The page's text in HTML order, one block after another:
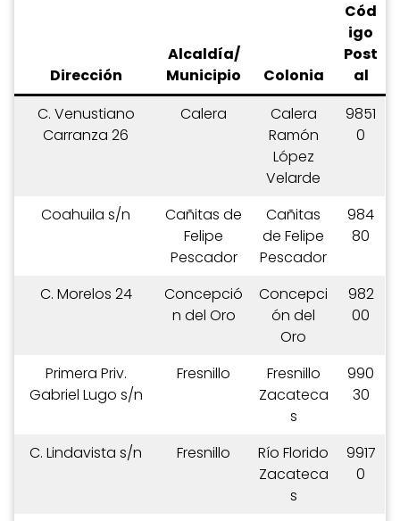
Dirección
Alcaldía/
Municipio
Colonia
Cód
igo
Post
al
C. Venustiano
Carranza 26
Calera
Calera
Ramón
López
Velarde
9851
0
Coahuila s/n
Cañitas de
Felipe
Pescador
Cañitas
de Felipe
Pescador
984
80
C. Morelos 24
Concepció
n del Oro
Concepci
ón del
Oro
982
00
Primera Priv.
Gabriel Lugo s/n
Fresnillo
Fresnillo
Zacateca
s
990
30
C. Lindavista s/n Fresnillo
Río Florido
Zacateca
s
9917
0